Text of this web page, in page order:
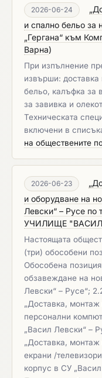
2026-06-24
и спално бельо за
„Гергана“ към
Варна)
При изпълнение
извърши: доставка
бельо, калъфка за
за завивка и
Техническата
включени в
на обществените
2026-06-23
и оборудване на
Левски“ – Русе по
УЧИЛИЩЕ
Настоящата
(три) обособени
Обособена
обзавеждане на
Левски“ – Русе“;
„Доставка,
персонални
„Васил Левски“ –
„Доставка,
екрани /
корпус в СУ